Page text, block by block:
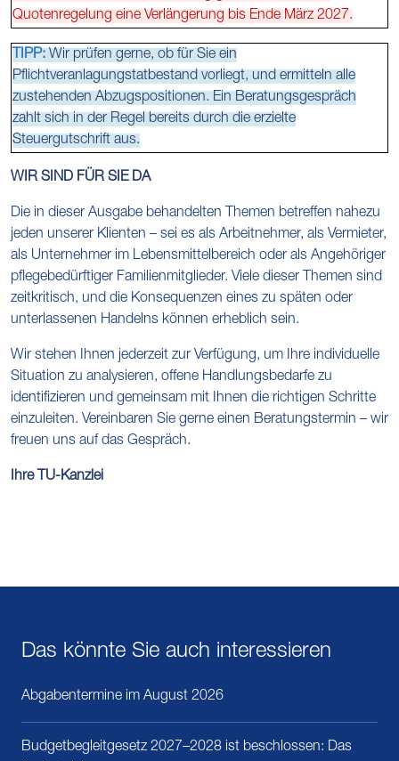
Quotenregelung eine Verlängerung bis Ende März 2027.
TIPP: Wir prüfen gerne, ob für Sie ein
Pflichtveranlagungstatbestand vorliegt, und ermitteln alle
zustehenden Abzugspositionen. Ein Beratungsgespräch
zahlt sich in der Regel bereits durch die erzielte
Steuergutschrift aus.
WIR SIND FÜR SIE DA
Die in dieser Ausgabe behandelten Themen betreffen nahezu
jeden unserer Klienten – sei es als Arbeitnehmer, als Vermieter,
als Unternehmer im Lebensmittelbereich oder als Angehöriger
pflegebedürftiger Familienmitglieder. Viele dieser Themen sind
zeitkritisch, und die Konsequenzen eines zu späten oder
unterlassenen Handelns können erheblich sein.
Wir stehen Ihnen jederzeit zur Verfügung, um Ihre individuelle
Situation zu analysieren, offene Handlungsbedarfe zu
identifizieren und gemeinsam mit Ihnen die richtigen Schritte
einzuleiten. Vereinbaren Sie gerne einen Beratungstermin – wir
freuen uns auf das Gespräch.
Ihre TU-Kanzlei
Das könnte Sie auch interessieren
Abgabentermine im August 2026
Budgetbegleitgesetz 2027–2028 ist beschlossen: Das